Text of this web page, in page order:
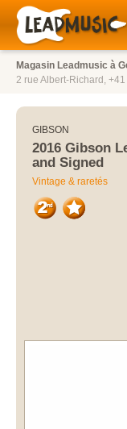
Magasin Leadmusic à
2 rue Albert-Richard, +41
GIBSON
2016 Gibson
and Signed
Vintage & raretés